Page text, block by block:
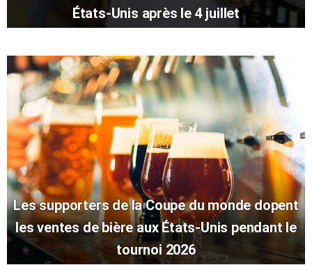
États-Unis après le 4 juillet
Les supporters de la Coupe du monde dopent
les ventes de bière aux États-Unis pendant le
tournoi 2026